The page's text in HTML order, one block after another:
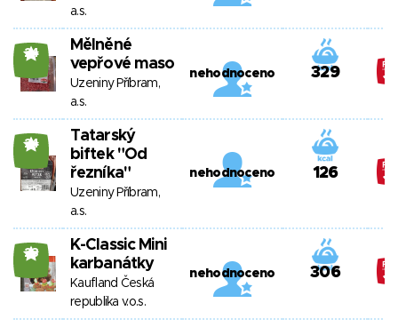
a.s.
24
Mělněné
vepřové maso
Uzeniny Příbram,
a.s.
nehodnoceno 329
24
Tatarský
biftek "Od
řezníka"
Uzeniny Příbram,
a.s.
nehodnoceno 126
23
K-Classic Mini
karbanátky
Kaufland Česká
republika v.o.s.
nehodnoceno 306